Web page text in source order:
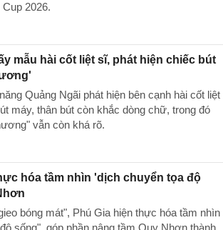
2026.
mẫu hài cốt liệt sĩ, phát hiện chiếc bút
Quảng Ngãi phát hiện bên cạnh hài cốt liệt
máy, thân bút còn khắc dòng chữ, trong đó
vẫn còn khá rõ.
hóa tầm nhìn 'dịch chuyển tọa độ
bóng mát", Phú Gia hiện thực hóa tầm nhìn
sống", góp phần nâng tầm Quy Nhơn thành